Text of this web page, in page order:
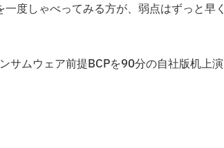
度しゃべってみる方が、弱点はずっと早
サムウェア前提BCPを90分の自社版机上